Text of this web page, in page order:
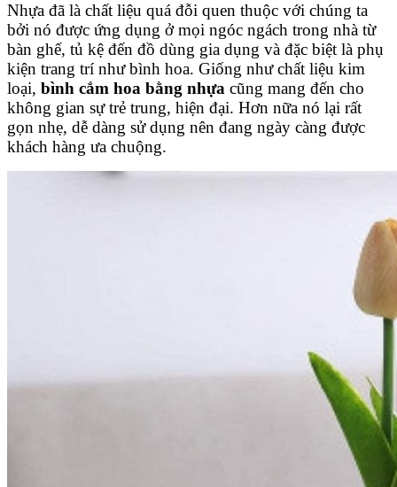
Nhựa đã là chất liệu quá đỗi quen thuộc với chúng ta
bởi nó được ứng dụng ở mọi ngóc ngách trong nhà từ
bàn ghế, tủ kệ đến đồ dùng gia dụng và đặc biệt là phụ
kiện trang trí như bình hoa. Giống như chất liệu kim
loại, bình cắm hoa bằng nhựa cũng mang đến cho
không gian sự trẻ trung, hiện đại. Hơn nữa nó lại rất
gọn nhẹ, dễ dàng sử dụng nên đang ngày càng được
khách hàng ưa chuộng.